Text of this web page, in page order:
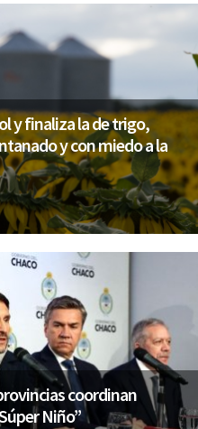
y finaliza la de trigo,
y con miedo a la
coordinan
Niño”